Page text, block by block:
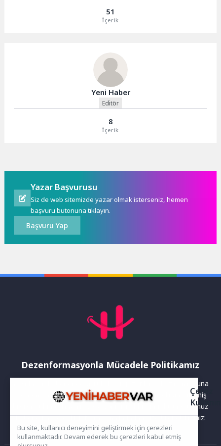
51
İçerik
Yeni Haber
Editör
8
İçerik
Yazar Başvurusu
Siz de web sitemizde yazar olmak isterseniz, hemen
başvuru butonuna tıklayın.
Başvuru Yap
Dezenformasyonla Mücadele Politikamız
Yayınlanan haberler doğruluk ilkesi gözetilerek hazırlanır. Buna
rağmen bazı içeriklerde eksik, hatalı veya güncelliğini yitirmiş
bilgiler bulunabilir.Yanlış veya yanıltıcı olduğunu düşündüğünüz
haberleri aşağıdaki iletişim kanallarından bize bildirebilirsiniz:
Çerez
Bu site, kullanıcı deneyimini geliştirmek için çerezleri
kullanmaktadır. Devam ederek bu çerezleri kabul etmiş